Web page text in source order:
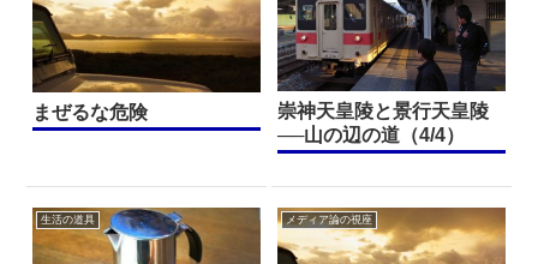
まぜるな危険
崇神天皇陵と景行天皇陵
──山の辺の道（4/4）
生活の道具 メディア論の視座